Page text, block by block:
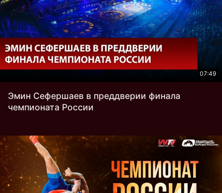
07:49
Эмин Сефершаев в преддверии финала
чемпионата России